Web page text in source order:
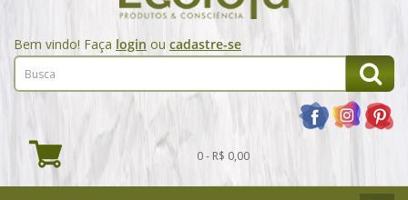
Bem vindo! Faça login ou cadastre-se
0 - R$ 0,00